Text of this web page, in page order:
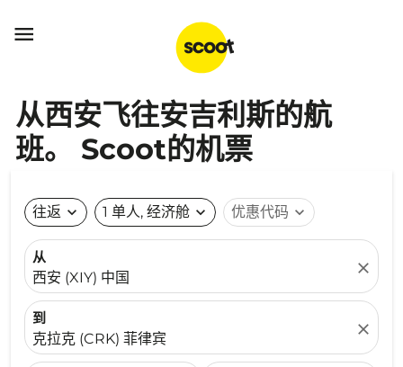

从西安飞往安吉利斯的航
班。 Scoot的机票
往返 expand_more 1 单人, 经济舱 expand_more 优惠代码 expand_more
从
西安 (XIY) 中国
close
到
克拉克 (CRK) 菲律宾
close